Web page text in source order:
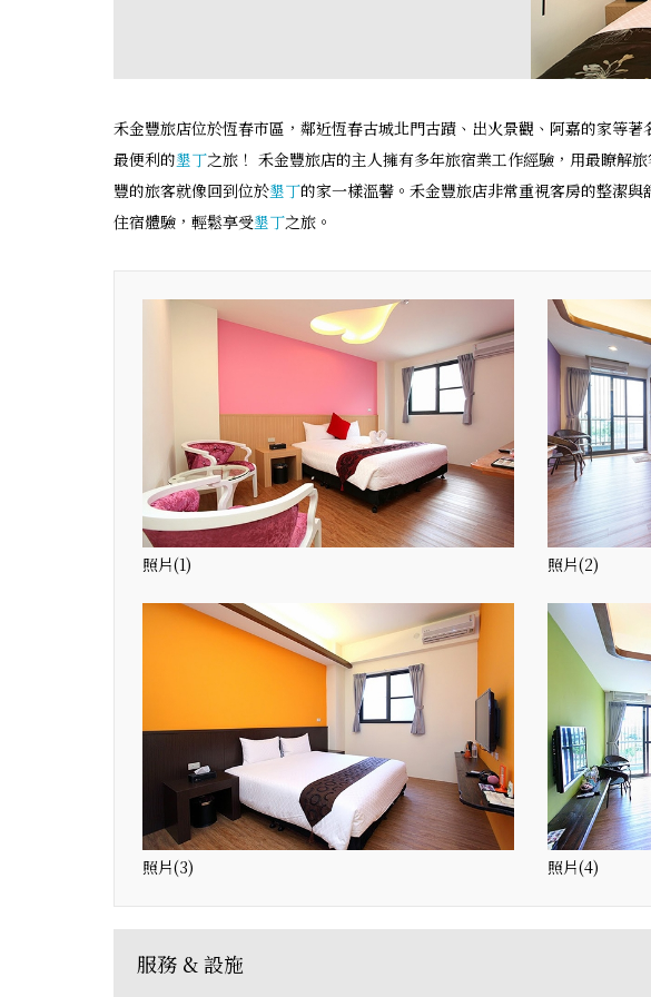
禾金豐旅店位於恆春市區，鄰近恆春古城北門古蹟、出火景觀、阿嘉的家等
最便利的墾丁之旅！ 禾金豐旅店的主人擁有多年旅宿業工作經驗，用最瞭解
豐的旅客就像回到位於墾丁的家一樣溫馨。禾金豐旅店非常重視客房的整潔
住宿體驗，輕鬆享受墾丁之旅。
照片(1) 照片(2)
照片(3) 照片(4)
服務 & 設施